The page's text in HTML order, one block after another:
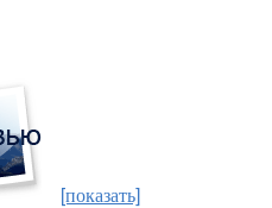
[показать]